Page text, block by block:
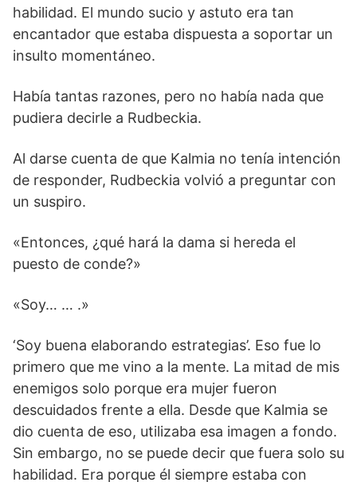
habilidad. El mundo sucio y astuto era tan
encantador que estaba dispuesta a soportar un
insulto momentáneo.
Había tantas razones, pero no había nada que
pudiera decirle a Rudbeckia.
Al darse cuenta de que Kalmia no tenía intención
de responder, Rudbeckia volvió a preguntar con
un suspiro.
«Entonces, ¿qué hará la dama si hereda el
puesto de conde?»
«Soy… … .»
‘Soy buena elaborando estrategias’. Eso fue lo
primero que me vino a la mente. La mitad de mis
enemigos solo porque era mujer fueron
descuidados frente a ella. Desde que Kalmia se
dio cuenta de eso, utilizaba esa imagen a fondo.
Sin embargo, no se puede decir que fuera solo su
habilidad. Era porque él siempre estaba con